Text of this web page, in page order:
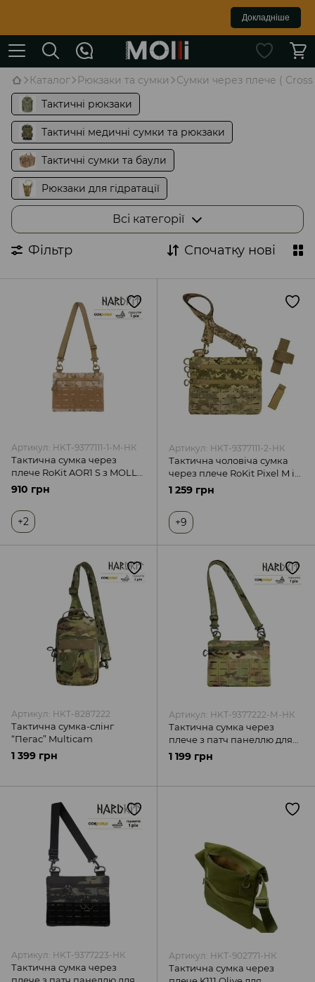
Докладніше
Каталог Рюкзаки та сумки
Сумки через плече (
Тактичні рюкзаки
Тактичні медичні сумки та рюкзаки
Тактичні сумки та баули
Рюкзаки для гідратації
Компресійні мішки
Сумки для MAVIC та FPV
Бананки на пояс Сумки для Starlink
Сумки для планшету Гаманці
Аксесуари до рюкзаків та сумок
Всі категорії
Фільтр Спочатку нові
Артикул: HKT-9377111-1-M-НК
Тактична сумка через
плече RoKit AOR1 S з MOLLE
та велкро
910 грн
+2
Артикул: HKT-9377111-2-НК
Тактична чоловіча сумка
через плече RoKit Pixel M із
MOLLE та панеллю велкро
1 259 грн
+9
Артикул: HKT-8287222
Тактична сумка-слінг
“Пегас” Multicam
1 399 грн
Артикул: HKT-9377222-М-НК
Тактична сумка через
плече з патч панеллю для
шевронів Cordura Multicam
HardKit RoKit S
1 199 грн
Артикул: HKT-9377223-НК
Тактична сумка через
Артикул: HKT-902771-НК
Тактична сумка через